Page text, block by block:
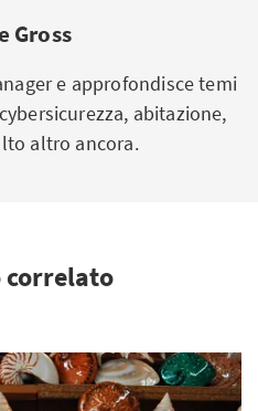
Gross
e approfondisce temi
abitazione,
altro ancora.